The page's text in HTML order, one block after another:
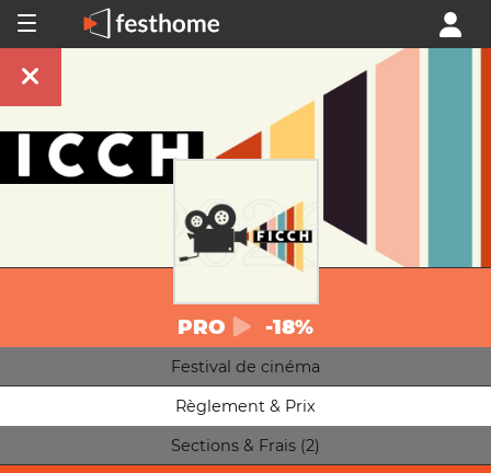
PRO -18%
Festival de cinéma
Règlement & Prix
Sections & Frais (2)